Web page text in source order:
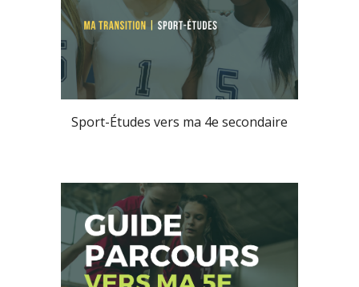
Sport-Études vers ma 4e secondaire